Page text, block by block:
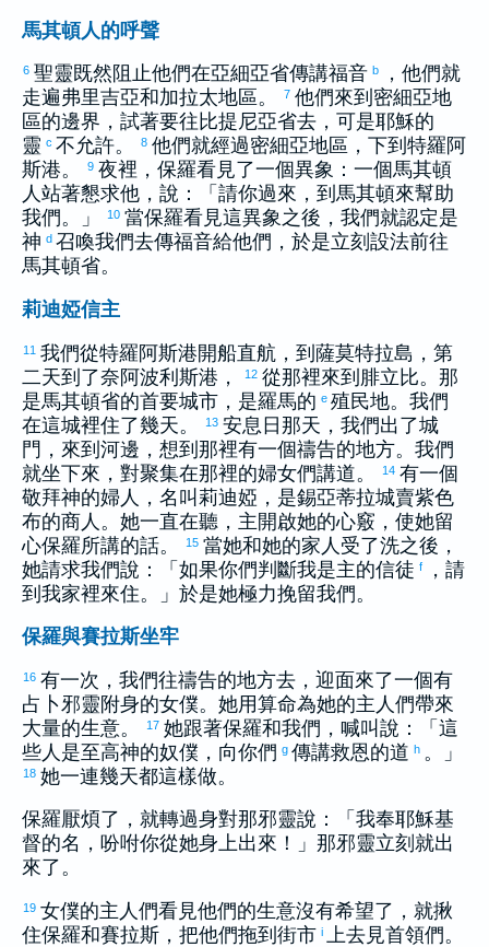
馬其頓人的呼聲
6 聖靈既然阻止他們在亞細亞省傳講福音 b
，他們就
走遍弗里吉亞和加拉太地區。 7 他們來到 密細亞地
區的邊界，試著要往 比提尼亞省去，可是耶穌的
靈 c 不允許。 8 他們就經過密細亞地區，下到 特羅阿
斯港。 9 夜裡， 保羅看見了一個異象：一個馬其頓
人站著懇求他，說：「請你過來，到 馬其頓來幫助
我們。」
10 當保羅看見這異象之後，我們就認定是
神 d 召喚我們去傳福音給他們，於是立刻設法前往
馬其頓省。
莉迪婭信主
11 我們從特羅阿斯港開船直航，到 薩莫特拉島，第
二天到了奈阿波利斯港， 12 從那裡來到 腓立比。那
是馬其頓省的首要城市，是羅馬的 e 殖民地。我們
在這城裡住了幾天。
13 安息日那天，我們出了城
門，來到河邊，想到那裡有一個禱告的地方。我們
就坐下來，對聚集在那裡的婦女們講道。
14 有一個
敬拜神的婦人，名叫 莉迪婭 ，是錫亞蒂拉城賣紫色
布的商人。她一直在聽，主開啟她的心竅，使她留
心保羅所講的話。 15 當她和她的家人受了洗之後，
她請求我們說：「如果你們判斷我是主的信徒 f
，請
到我家裡來住。」於是她極力挽留我們。
保羅與賽拉斯坐牢
16 有一次，我們往禱告的地方去，迎面來了一個有
占卜邪靈附身的女僕。她用算命為她的主人們帶來
大量的生意。
17 她跟著保羅和我們，喊叫說：「這
些人是至高神的奴僕，向你們 g 傳講救恩的道 h 。」
18 她一連幾天都這樣做。
保羅厭煩了，就轉過身對那邪靈說：「我奉耶穌基
督的名，吩咐你從她身上出來！」那邪靈立刻就出
來了。
19 女僕的主人們看見他們的生意沒有希望了，就揪
住保羅和賽拉斯 ，把他們拖到街市 i 上去見首領們。